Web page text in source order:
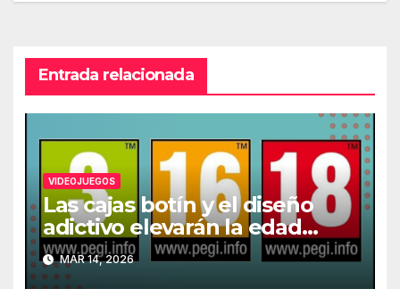
Entrada relacionada
VIDEOJUEGOS
Las cajas botín y el diseño
adictivo elevarán la edad
recomendada de los
videojuegos en Europa
MAR 14, 2026